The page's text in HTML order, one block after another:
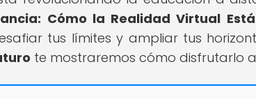
Cómo la Realidad Virtual
tus límites y ampliar tus
te mostraremos cómo disfrutarlo